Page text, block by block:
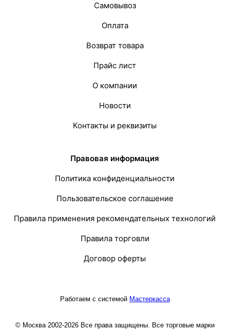
Самовывоз
Оплата
Возврат товара
Прайс лист
О компании
Новости
Контакты и реквизиты
Правовая информация
Политика конфиденциальности
Пользовательское соглашение
Правила применения рекомендательных технологий
Правила торговли
Договор оферты
Работаем с системой Мастеркасса
© Москва 2002-2026 Все права защищены. Все торговые марки